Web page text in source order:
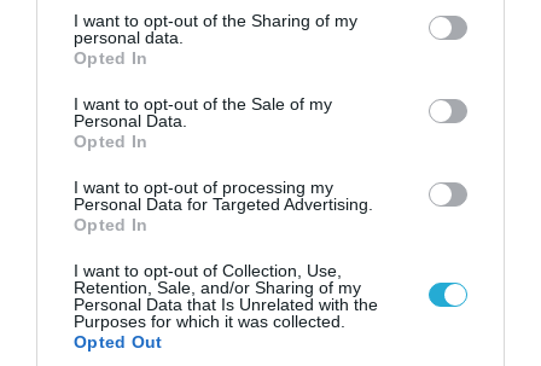
not limited to your visit or usage behaviour. You may click to
grant or deny consent to Google and its third-party tags to
use your data for below specified purposes in below Google
consent section.
I want to opt-out of the Sharing of my
personal data.
Opted In
I want to opt-out of the Sale of my
Personal Data.
Opted In
I want to opt-out of processing my
Personal Data for Targeted Advertising.
Opted In
I want to opt-out of Collection, Use,
Retention, Sale, and/or Sharing of my
Personal Data that Is Unrelated with the
Purposes for which it was collected.
Opted Out
08.08.2026 | 12:02
Ιράν: Δημοσίευσε φωτογραφίες
αμερικανικών και ισραηλινών αεροσκαφών &
drones που καταρρίφθηκαν